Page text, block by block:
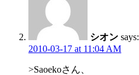
シオン says:
2010-03-17 at 11:04 AM
>Saoekoさん、